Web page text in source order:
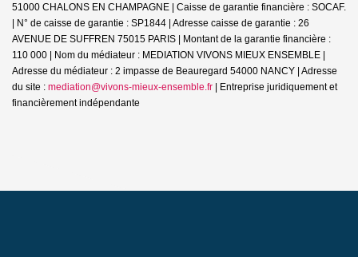
51000 CHALONS EN CHAMPAGNE | Caisse de garantie financière : SOCAF.
| N° de caisse de garantie : SP1844 | Adresse caisse de garantie : 26
AVENUE DE SUFFREN 75015 PARIS | Montant de la garantie financière :
110 000 | Nom du médiateur : MEDIATION VIVONS MIEUX ENSEMBLE |
Adresse du médiateur : 2 impasse de Beauregard 54000 NANCY | Adresse
du site : mediation@vivons-mieux-ensemble.fr | Entreprise juridiquement et
financièrement indépendante